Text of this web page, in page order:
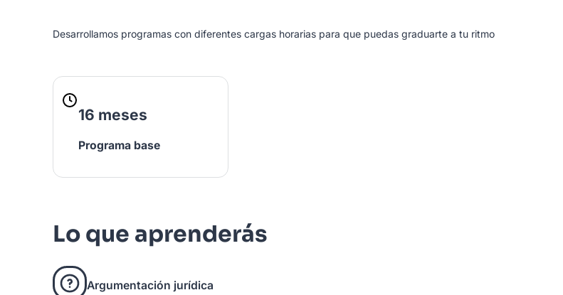
Desarrollamos programas con diferentes cargas horarias para que puedas graduarte a tu ritmo
16 meses
Programa base
Lo que aprenderás
Argumentación jurídica